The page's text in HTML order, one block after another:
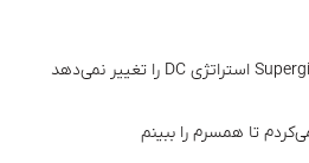
تا همسرم را ببینم